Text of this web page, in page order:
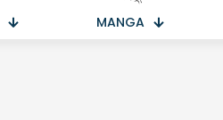
MANGA